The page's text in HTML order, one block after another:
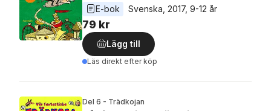
E-bok
Svenska 2017, 9-12 år
79 kr
Lägg till
Läs direkt efter köp
Del 6 - Trädkojan